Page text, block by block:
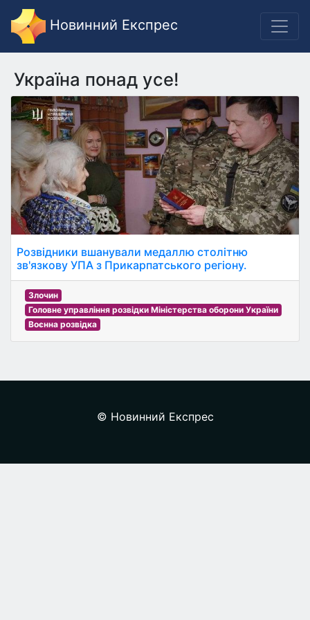
Новинний Експрес
Україна понад усе!
Розвідники вшанували медаллю столітню
зв'язкову УПА з Прикарпатського регіону.
Злочин
Головне управління розвідки Міністерства оборони України
Воєнна розвідка
© Новинний Експрес